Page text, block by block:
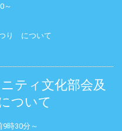
～
り について
ティ文化部会及
ついて
時30分～